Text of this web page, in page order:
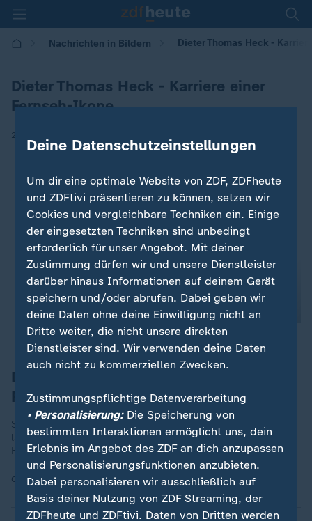
Nachrichten in Bildern Dieter Thomas Heck -
Dieter Thomas Heck - Karriere einer
Fernseh-Ikone
24.08.2018 | 21:00
Dieter Thomas Heck - Karriere einer
Fernseh-Ikone
So kannten ihn Millionen: Dieter Thomas Heck in typisch
lässiger Pose in seinem zweiten Wohnzimmer - der ZDF-
Hitparade. Die Karriere der Fernseh-Ikone in Bildern.
Quelle:ZDF/Barbara Oloffs
Deine Datenschutzeinstellungen
Um dir eine optimale Website von ZDF, ZDFheute
und ZDFtivi präsentieren zu können, setzen wir
Cookies und vergleichbare Techniken ein. Einige
der eingesetzten Techniken sind unbedingt
erforderlich für unser Angebot. Mit deiner
Zustimmung dürfen wir und unsere Dienstleister
darüber hinaus Informationen auf deinem Gerät
speichern und/oder abrufen. Dabei geben wir
deine Daten ohne deine Einwilligung nicht an
Dritte weiter, die nicht unsere direkten
Dienstleister sind. Wir verwenden deine Daten
auch nicht zu kommerziellen Zwecken.
Zustimmungspflichtige Datenverarbeitung
• Personalisierung:Die Speicherung von
bestimmten Interaktionen ermöglicht uns, dein
Erlebnis im Angebot des ZDF an dich anzupassen
und Personalisierungsfunktionen anzubieten.
Dabei personalisieren wir ausschließlich auf
Basis deiner Nutzung von ZDF Streaming, der
ZDFheute und ZDFtivi. Daten von Dritten werden